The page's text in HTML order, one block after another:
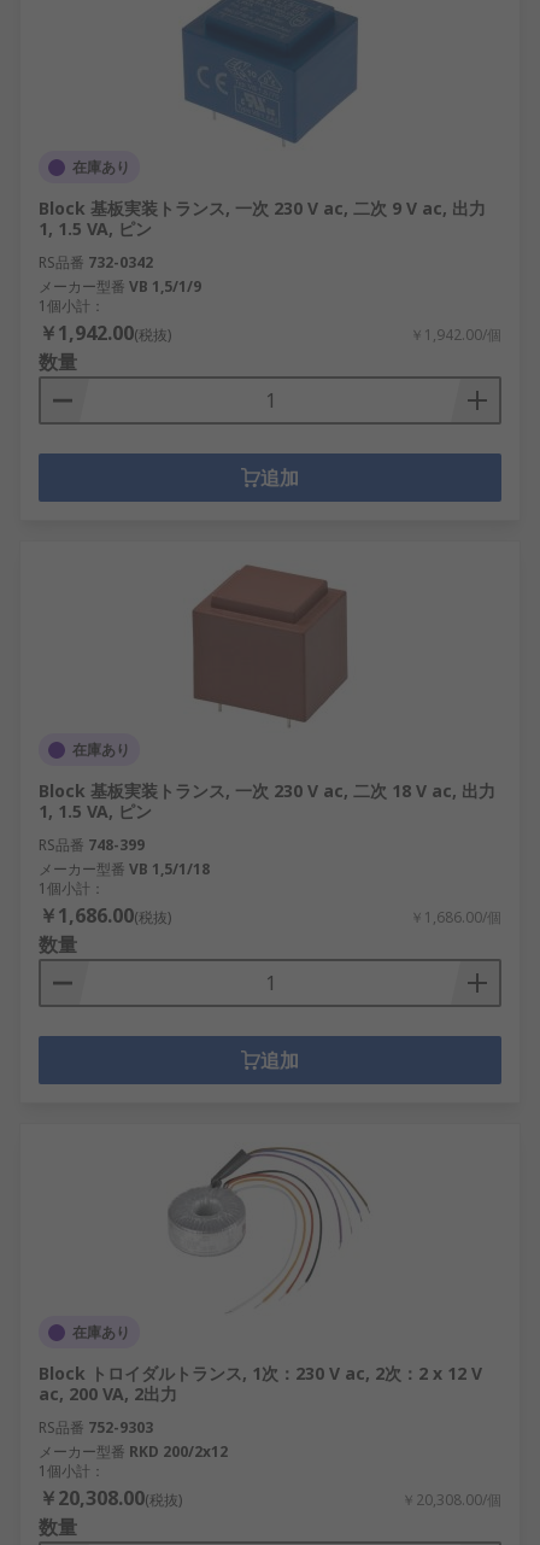
在庫あり
Block 基板実装トランス, 一次 230 V ac, 二次 9 V ac, 出力
1, 1.5 VA, ピン
RS品番 732-0342
メーカー型番 VB 1,5/1/9
1個小計：
￥1,942.00(税抜) ￥1,942.00/個
数量
追加
在庫あり
Block 基板実装トランス, 一次 230 V ac, 二次 18 V ac, 出力
1, 1.5 VA, ピン
RS品番 748-399
メーカー型番 VB 1,5/1/18
1個小計：
￥1,686.00(税抜) ￥1,686.00/個
数量
追加
在庫あり
Block トロイダルトランス, 1次：230 V ac, 2次：2 x 12 V
ac, 200 VA, 2出力
RS品番 752-9303
メーカー型番 RKD 200/2x12
1個小計：
￥20,308.00(税抜) ￥20,308.00/個
数量